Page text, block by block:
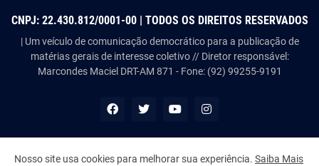
CNPJ: 22.430.812/0001-00 | TODOS OS DIREITOS RESERVADOS
| Um veículo de comunicação democrático para a publicação de
matérias gerais de interesse coletivo // Diretor responsável:
Marcondes Maciel DRT-AM 871 - Fone: (92) 99255-9191
Nosso site usa cookies para melhorar sua experiência. Saiba Mais